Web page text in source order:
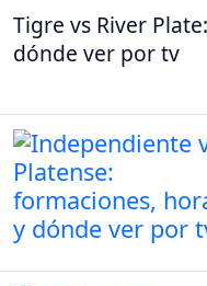
Tigre vs River
dónde ver por tv